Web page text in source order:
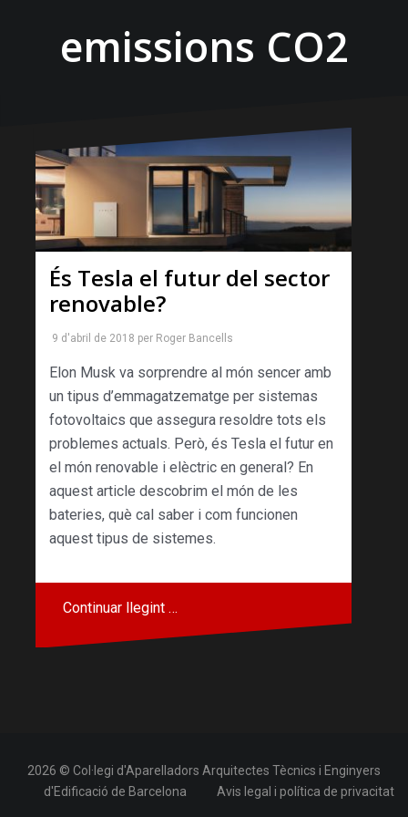
emissions CO2
És Tesla el futur del sector
renovable?
9 d'abril de 2018 per Roger Bancells
Elon Musk va sorprendre al món sencer amb
un tipus d’emmagatzematge per sistemas
fotovoltaics que assegura resoldre tots els
problemes actuals. Però, és Tesla el futur en
el món renovable i elèctric en general? En
aquest article descobrim el món de les
bateries, què cal saber i com funcionen
aquest tipus de sistemes.
Continuar llegint …
2026 © Col·legi d'Aparelladors Arquitectes Tècnics i Enginyers
d'Edificació de Barcelona
Avis legal i política de privacitat